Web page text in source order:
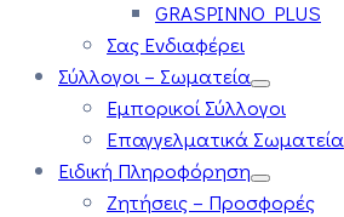
GRASPINNO PLUS
Σας Ενδιαφέρει
Σύλλογοι – Σωματεία
Εμπορικοί Σύλλογοι
Επαγγελματικά Σωματεία
Ειδική Πληροφόρηση
Ζητήσεις – Προσφορές